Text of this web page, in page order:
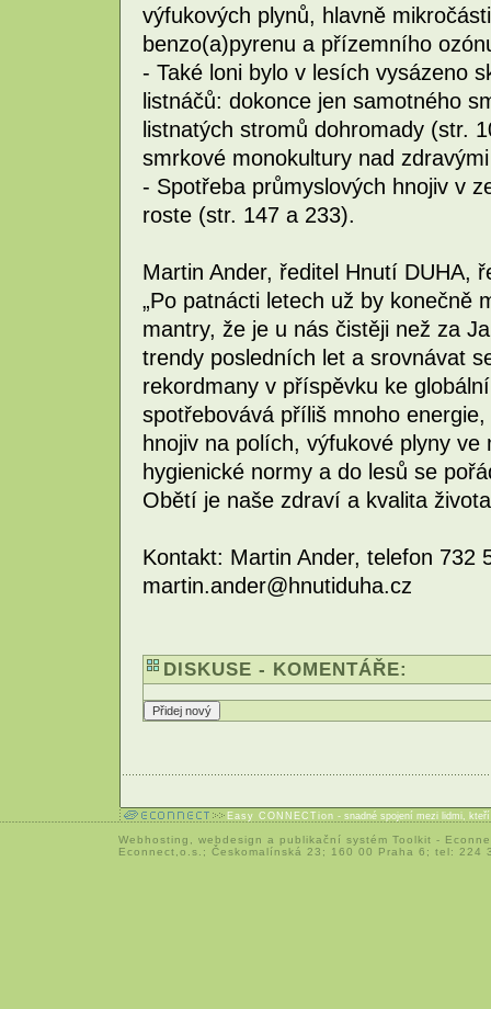
výfukových plynů, hlavně
benzo(a)pyrenu a přízemního
- Také loni bylo v lesích vysázeno
listnáčů: dokonce jen samotného
listnatých stromů dohromady (str.
smrkové monokultury nad
- Spotřeba průmyslových hnojiv v
roste (str. 147 a 233).
Martin Ander, ředitel Hnutí DUHA,
„Po patnácti letech už by konečně
mantry, že je u nás čistěji než za
trendy posledních let a srovnávat
rekordmany v příspěvku ke
spotřebovává příliš mnoho
hnojiv na polích, výfukové plyny
hygienické normy a do lesů se
Obětí je naše zdraví a kvalita
Kontakt: Martin Ander, telefon 732
martin.ander@hnutiduha.cz
DISKUSE - KOMENTÁŘE:
Easy CONNECTion - snadné spojení mezi lidmi,
Webhosting webdesign a publikační systém Toolkit -
Econnect,o.s.; Českomalínská 23; 160 00 Praha 6; tel: 224